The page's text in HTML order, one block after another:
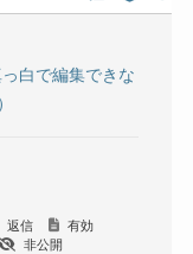
白で編集できな
返信
有効
非公開